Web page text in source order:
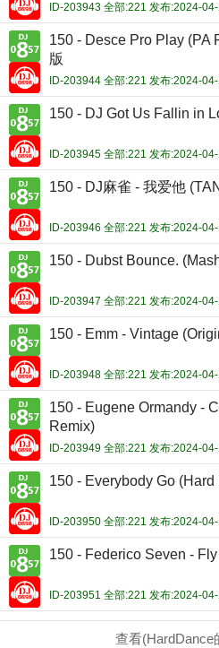
ID-203943 全部:221 发布:2024-
150 - Desce Pro Play (PA
版
ID-203944 全部:221 发布:2024-
150 - DJ Got Us Fallin in
ID-203945 全部:221 发布:2024-
150 - DJ麻雀 - 我爱他
ID-203946 全部:221 发布:2024-
150 - Dubst Bounce.
ID-203947 全部:221 发布:2024-
150 - Emm - Vintage
ID-203948 全部:221 发布:2024-
150 - Eugene Ormandy -
Remix)
ID-203949 全部:221 发布:2024-
150 - Everybody Go (Hard
ID-203950 全部:221 发布:2024-
150 - Federico Seven -
ID-203951 全部:221 发布:2024-
查看(HardDance